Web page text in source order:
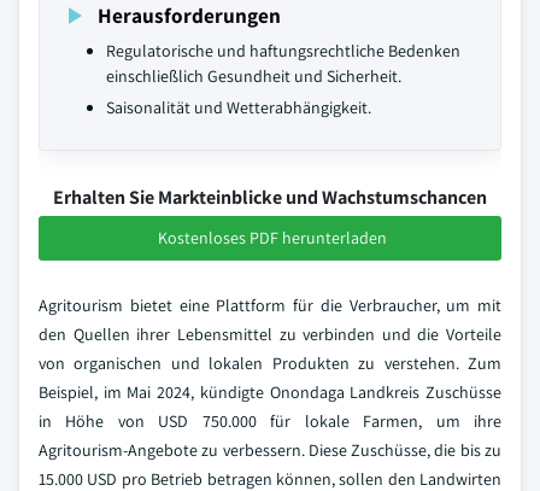
Herausforderungen
Regulatorische und haftungsrechtliche Bedenken
einschließlich Gesundheit und Sicherheit.
Saisonalität und Wetterabhängigkeit.
Erhalten Sie Markteinblicke und Wachstumschancen
Kostenloses PDF herunterladen
Agritourism bietet eine Plattform für die Verbraucher, um mit
den Quellen ihrer Lebensmittel zu verbinden und die Vorteile
von organischen und lokalen Produkten zu verstehen. Zum
Beispiel, im Mai 2024, kündigte Onondaga Landkreis Zuschüsse
in Höhe von USD 750.000 für lokale Farmen, um ihre
Agritourism-Angebote zu verbessern. Diese Zuschüsse, die bis zu
15.000 USD pro Betrieb betragen können, sollen den Landwirten